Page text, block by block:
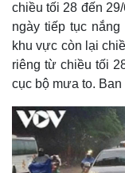
chiều tối 28 đến
ngày tiếp tục
khu vực còn lại
riêng từ chiều tối
cục bộ mưa to.